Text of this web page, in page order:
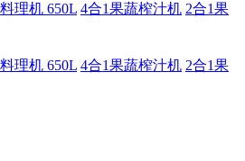
理机 650L 4合1果蔬榨汁机 2合1果
理机 650L 4合1果蔬榨汁机 2合1果